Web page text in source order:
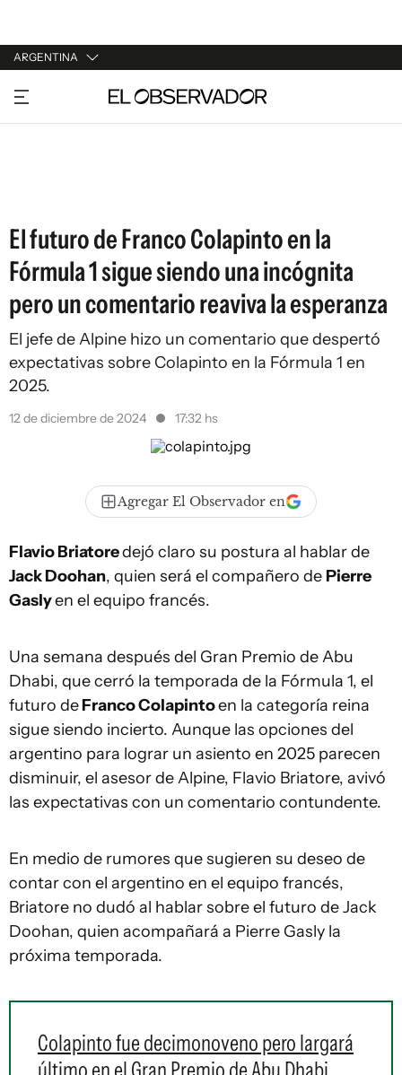
ARGENTINA
URUGUAY
ARGENTINA
El futuro de Franco Colapinto en la
Fórmula 1 sigue siendo una incógnita
pero un comentario reaviva la esperanza
El jefe de Alpine hizo un comentario que despertó
expectativas sobre Colapinto en la Fórmula 1 en
2025.
12 de diciembre de 2024 17:32 hs
Agregar El Observador en
Flavio Briatoredejó claro su postura al hablar de
Jack Doohan, quien será el compañero de Pierre
Gaslyen el equipo francés.
Una semana después del Gran Premio de Abu
Dhabi, que cerró la temporada de la Fórmula 1, el
futuro deFranco Colapintoen la categoría reina
sigue siendo incierto. Aunque las opciones del
argentino para lograr un asiento en 2025 parecen
disminuir, el asesor de Alpine, Flavio Briatore, avivó
las expectativas con un comentario contundente.
En medio de rumores que sugieren su deseo de
contar con el argentino en el equipo francés,
Briatore no dudó al hablar sobre el futuro de Jack
Doohan, quien acompañará a Pierre Gasly la
próxima temporada.
Colapinto fue decimonoveno pero largará
último en el Gran Premio de Abu Dhabi